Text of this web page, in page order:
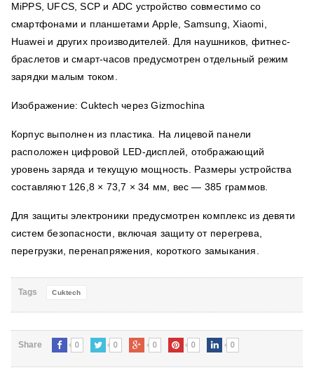
MiPPS, UFCS, SCP и ADC устройство совместимо со
смартфонами и планшетами Apple, Samsung, Xiaomi,
Huawei и других производителей. Для наушников, фитнес-
браслетов и смарт-часов предусмотрен отдельный режим
зарядки малым током.
Изображение: Cuktech через Gizmochina
Корпус выполнен из пластика. На лицевой панели
расположен цифровой LED-дисплей, отображающий
уровень заряда и текущую мощность. Размеры устройства
составляют 126,8 × 73,7 × 34 мм, вес — 385 граммов.
Для защиты электроники предусмотрен комплекс из девяти
систем безопасности, включая защиту от перегрева,
перегрузки, перенапряжения, короткого замыкания.
Tags Cuktech
Share 0 0 0 0 0